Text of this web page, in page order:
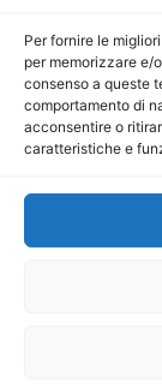
Per fornire le
per memorizzare e/
consenso a queste
comportamento di
acconsentire o
caratteristiche e
Mercurio
iscritta al
Sito